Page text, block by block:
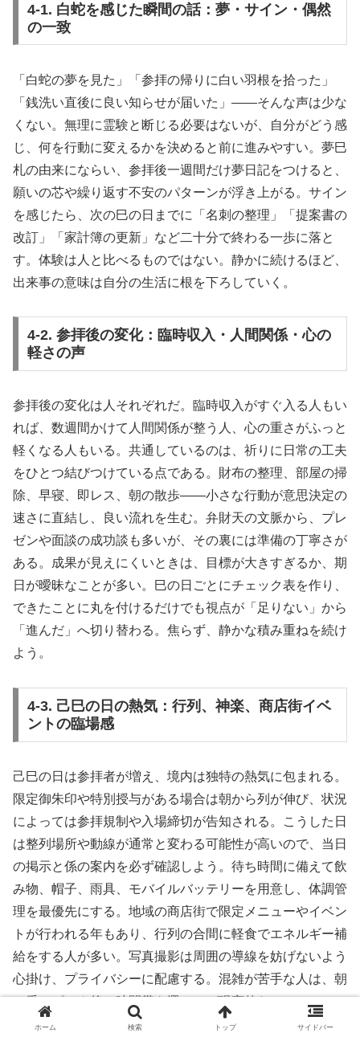
4-1. 白蛇を感じた瞬間の話：夢・サイン・偶然
の一致
「白蛇の夢を見た」「参拝の帰りに白い羽根を拾った」
「銭洗い直後に良い知らせが届いた」――そんな声は少な
くない。無理に霊験と断じる必要はないが、自分がどう感
じ、何を行動に変えるかを決めると前に進みやすい。夢巳
札の由来にならい、参拝後一週間だけ夢日記をつけると、
願いの芯や繰り返す不安のパターンが浮き上がる。サイン
を感じたら、次の巳の日までに「名刺の整理」「提案書の
改訂」「家計簿の更新」など二十分で終わる一歩に落と
す。体験は人と比べるものではない。静かに続けるほど、
出来事の意味は自分の生活に根を下ろしていく。
4-2. 参拝後の変化：臨時収入・人間関係・心の
軽さの声
参拝後の変化は人それぞれだ。臨時収入がすぐ入る人もい
れば、数週間かけて人間関係が整う人、心の重さがふっと
軽くなる人もいる。共通しているのは、祈りに日常の工夫
をひとつ結びつけている点である。財布の整理、部屋の掃
除、早寝、即レス、朝の散歩――小さな行動が意思決定の
速さに直結し、良い流れを生む。弁財天の文脈から、プレ
ゼンや面談の成功談も多いが、その裏には準備の丁寧さが
ある。成果が見えにくいときは、目標が大きすぎるか、期
日が曖昧なことが多い。巳の日ごとにチェック表を作り、
できたことに丸を付けるだけでも視点が「足りない」から
「進んだ」へ切り替わる。焦らず、静かな積み重ねを続け
よう。
4-3. 己巳の日の熱気：行列、神楽、商店街イベ
ントの臨場感
己巳の日は参拝者が増え、境内は独特の熱気に包まれる。
限定御朱印や特別授与がある場合は朝から列が伸び、状況
によっては参拝規制や入場締切が告知される。こうした日
は整列場所や動線が通常と変わる可能性が高いので、当日
の掲示と係の案内を必ず確認しよう。待ち時間に備えて飲
み物、帽子、雨具、モバイルバッテリーを用意し、体調管
理を最優先にする。地域の商店街で限定メニューやイベン
トが行われる年もあり、行列の合間に軽食でエネルギー補
給をする人が多い。写真撮影は周囲の導線を妨げないよう
心掛け、プライバシーに配慮する。混雑が苦手な人は、朝
一番かピーク後の時間帯を選ぶのが現実的だ。
ホーム 検索 トップ サイドバー